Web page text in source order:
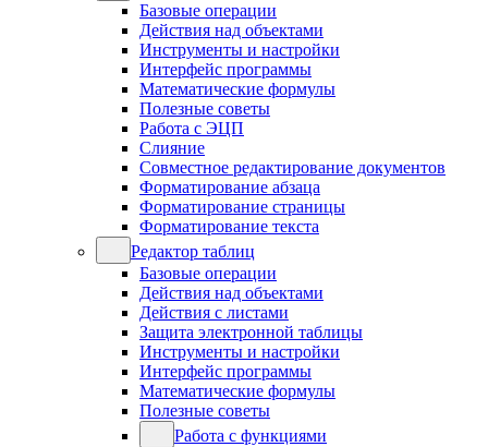
Базовые операции
Действия над объектами
Инструменты и настройки
Интерфейс программы
Математические формулы
Полезные советы
Работа с ЭЦП
Слияние
Совместное редактирование документов
Форматирование абзаца
Форматирование страницы
Форматирование текста
Редактор таблиц
Базовые операции
Действия над объектами
Действия с листами
Защита электронной таблицы
Инструменты и настройки
Интерфейс программы
Математические формулы
Полезные советы
Работа с функциями